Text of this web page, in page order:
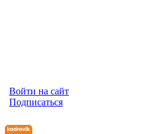
Войти на сайт
Подписаться